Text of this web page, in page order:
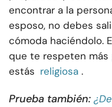
encontrar a la
esposo, no debes
cómoda haciéndolo.
que te respeten más
estás religiosa .
Prueba también: